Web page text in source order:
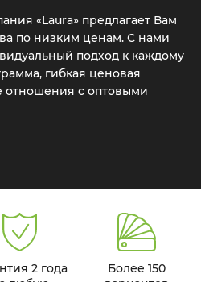
«Laura» предлагает Вам
по низким ценам. С нами
подход к каждому
гибкая ценовая
отношения с оптовыми
2 года
Более 150